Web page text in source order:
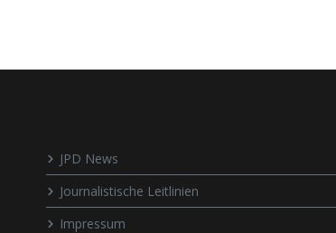
JPD News
Journalistische Leitlinien
Impressum